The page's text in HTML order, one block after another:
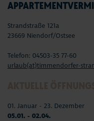
Strandstraße 121a
23669 Niendorf/Ostsee
Telefon: 04503-35 77-60
urlaub(at)timmendorfer-
01. Januar - 23. Dezember
05.01. - 02.04.